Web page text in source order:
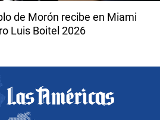
de Morón recibe en Miami
Luis Boitel 2026